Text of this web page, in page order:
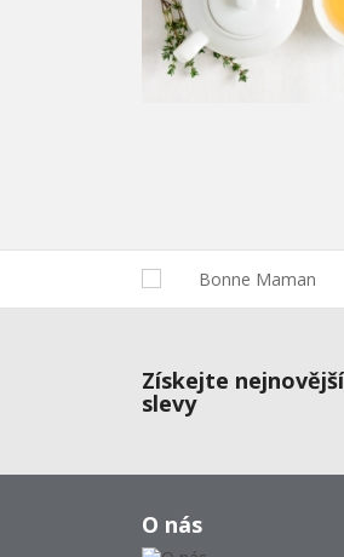
Získejte
slevy
O nás